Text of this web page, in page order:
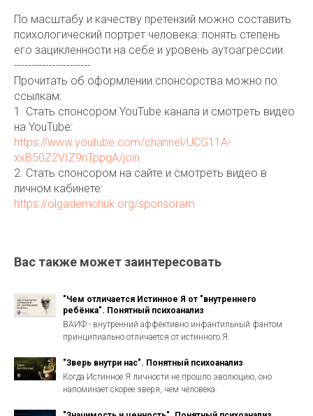
По масштабу и качеству претензий можно составить
психологический портрет человека: понять степень
его зацикленности на себе и уровень аутоагрессии.
----------------------
Прочитать об оформлении спонсорства можно по
ссылкам:
1. Стать спонсором YouTube канала и смотреть видео
на YouTube:
https://www.youtube.com/channel/UCG11A-
xxB50Z2VIZ9nTppgA/join
2. Стать спонсором на сайте и смотреть видео в
личном кабинете:
https://olgademchuk.org/sponsoram
Вас также может заинтересовать
"Чем отличается Истинное Я от "внутреннего
ребёнка". Понятный психоанализ
ВАИФ - внутренний аффективно инфантильный фантом
принципиально отличается от истинного Я.
"Зверь внутри нас". Понятный психоанализ
Когда Истинное Я личности не прошло эволюцию, оно
напоминает скорее зверя, чем человека.